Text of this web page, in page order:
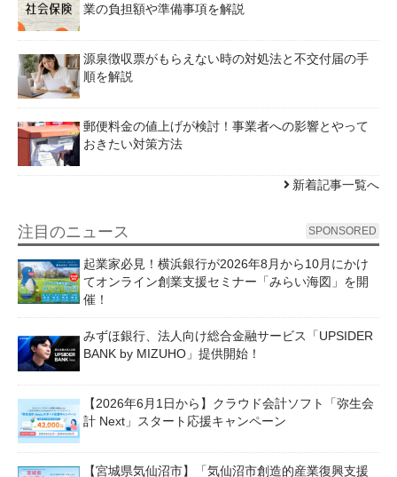
業の負担額や準備事項を解説
源泉徴収票がもらえない時の対処法と不交付届の手
順を解説
郵便料金の値上げが検討！事業者への影響とやって
おきたい対策方法
新着記事一覧へ
注目のニュース SPONSORED
起業家必見！横浜銀行が2026年8月から10月にかけ
てオンライン創業支援セミナー「みらい海図」を開
催！
みずほ銀行、法人向け総合金融サービス「UPSIDER
BANK by MIZUHO」提供開始！
【2026年6月1日から】クラウド会計ソフト「弥生会
計 Next」スタート応援キャンペーン
【宮城県気仙沼市】「気仙沼市創造的産業復興支援